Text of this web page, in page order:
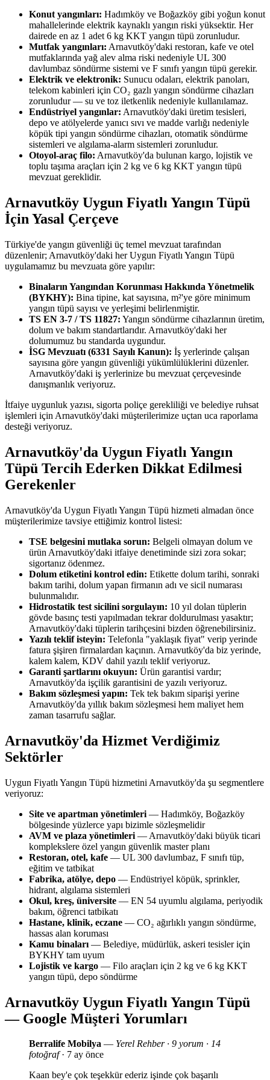
Konut yangınları: Hadımköy ve Boğazköy gibi yoğun konut
mahallelerinde elektrik kaynaklı yangın riski yüksektir. Her
dairede en az 1 adet 6 kg KKT yangın tüpü zorunludur.
Mutfak yangınları: Arnavutköy'daki restoran, kafe ve otel
mutfaklarında yağ alev alma riski nedeniyle UL 300
davlumbaz söndürme sistemi ve F sınıfı yangın tüpü gerekir.
Elektrik ve elektronik: Sunucu odaları, elektrik panoları,
telekom kabinleri için CO₂ gazlı yangın söndürme cihazları
zorunludur — su ve toz iletkenlik nedeniyle kullanılamaz.
Endüstriyel yangınlar: Arnavutköy'daki üretim tesisleri,
depo ve atölyelerde yanıcı sıvı ve madde varlığı nedeniyle
köpük tipi yangın söndürme cihazları, otomatik söndürme
sistemleri ve algılama-alarm sistemleri zorunludur.
Otoyol-araç filo: Arnavutköy'da bulunan kargo, lojistik ve
toplu taşıma araçları için 2 kg ve 6 kg KKT yangın tüpü
mevzuat gereklidir.
Arnavutköy Uygun Fiyatlı Yangın Tüpü
İçin Yasal Çerçeve
Türkiye'de yangın güvenliği üç temel mevzuat tarafından
düzenlenir; Arnavutköy'daki her Uygun Fiyatlı Yangın Tüpü
uygulamamız bu mevzuata göre yapılır:
Binaların Yangından Korunması Hakkında Yönetmelik
(BYKHY): Bina tipine, kat sayısına, m²'ye göre minimum
yangın tüpü sayısı ve yerleşimi belirlenmiştir.
TS EN 3-7 / TS 11827: Yangın söndürme cihazlarının üretim,
dolum ve bakım standartlarıdır. Arnavutköy'daki her
dolumumuz bu standarda uygundur.
İSG Mevzuatı (6331 Sayılı Kanun): İş yerlerinde çalışan
sayısına göre yangın güvenliği yükümlülüklerini düzenler.
Arnavutköy'daki iş yerlerinize bu mevzuat çerçevesinde
danışmanlık veriyoruz.
İtfaiye uygunluk yazısı, sigorta poliçe gerekliliği ve belediye ruhsat
işlemleri için Arnavutköy'daki müşterilerimize uçtan uca raporlama
desteği veriyoruz.
Arnavutköy'da Uygun Fiyatlı Yangın
Tüpü Tercih Ederken Dikkat Edilmesi
Gerekenler
Arnavutköy'da Uygun Fiyatlı Yangın Tüpü hizmeti almadan önce
müşterilerimize tavsiye ettiğimiz kontrol listesi:
TSE belgesini mutlaka sorun: Belgeli olmayan dolum ve
ürün Arnavutköy'daki itfaiye denetiminde sizi zora sokar;
sigortanız ödenmez.
Dolum etiketini kontrol edin: Etikette dolum tarihi, sonraki
bakım tarihi, dolum yapan firmanın adı ve sicil numarası
bulunmalıdır.
Hidrostatik test sicilini sorgulayın: 10 yıl dolan tüplerin
gövde basınç testi yapılmadan tekrar doldurulması yasaktır;
Arnavutköy'daki tüplerin tarihçesini bizden öğrenebilirsiniz.
Yazılı teklif isteyin: Telefonla "yaklaşık fiyat" verip yerinde
fatura şişiren firmalardan kaçının. Arnavutköy'da biz yerinde,
kalem kalem, KDV dahil yazılı teklif veriyoruz.
Garanti şartlarını okuyun: Ürün garantisi vardır;
Arnavutköy'da işçilik garantisini de yazılı veriyoruz.
Bakım sözleşmesi yapın: Tek tek bakım siparişi yerine
Arnavutköy'da yıllık bakım sözleşmesi hem maliyet hem
zaman tasarrufu sağlar.
Arnavutköy'da Hizmet Verdiğimiz
Sektörler
Uygun Fiyatlı Yangın Tüpü hizmetini Arnavutköy'da şu segmentlere
veriyoruz:
Site ve apartman yönetimleri — Hadımköy, Boğazköy
bölgesinde yüzlerce yapı bizimle sözleşmelidir
AVM ve plaza yönetimleri — Arnavutköy'daki büyük ticari
komplekslere özel yangın güvenlik master planı
Restoran, otel, kafe — UL 300 davlumbaz, F sınıfı tüp,
eğitim ve tatbikat
Fabrika, atölye, depo — Endüstriyel köpük, sprinkler,
hidrant, algılama sistemleri
Okul, kreş, üniversite — EN 54 uyumlu algılama, periyodik
bakım, öğrenci tatbikatı
Hastane, klinik, eczane — CO₂ ağırlıklı yangın söndürme,
hassas alan koruması
Kamu binaları — Belediye, müdürlük, askeri tesisler için
BYKHY tam uyum
Lojistik ve kargo — Filo araçları için 2 kg ve 6 kg KKT
yangın tüpü, depo söndürme
Arnavutköy Uygun Fiyatlı Yangın Tüpü
— Google Müşteri Yorumları
Berralife Mobilya — Yerel Rehber · 9 yorum · 14
fotoğraf· 7 ay önce
Kaan bey'e çok teşekkür ederiz işinde çok başarılı